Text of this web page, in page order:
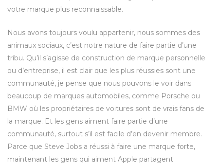
votre marque plus reconnaissable.
Nous avons toujours voulu appartenir, nous sommes des
animaux sociaux, c’est notre nature de faire partie d’une
tribu. Qu’il s’agisse de construction de marque personnelle
ou d’entreprise, il est clair que les plus réussies sont une
communauté, je pense que nous pouvons le voir dans
beaucoup de marques automobiles, comme Porsche ou
BMW où les propriétaires de voitures sont de vrais fans de
la marque. Et les gens aiment faire partie d’une
communauté, surtout s’il est facile d’en devenir membre.
Parce que Steve Jobs a réussi à faire une marque forte,
maintenant les gens qui aiment Apple partagent